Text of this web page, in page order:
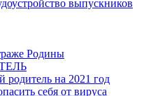
выпускников
Родины
родитель на 2021 год
себя от вируса